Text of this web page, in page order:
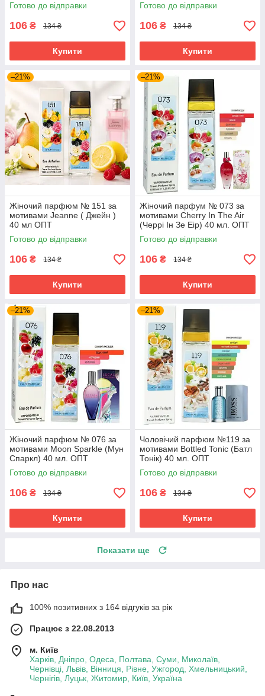
Готово до відправки
106 ₴ 134 ₴
Купити
Готово до відправки
106 ₴ 134 ₴
Купити
–21%
Жіночий парфюм № 151 за
мотивами Jeanne ( Джейн )
40 мл ОПТ
Готово до відправки
106 ₴ 134 ₴
Купити
–21%
Жіночий парфум № 073 за
мотивами Cherry In The Air
(Черрі Ін Зе Еір) 40 мл. ОПТ
Готово до відправки
106 ₴ 134 ₴
Купити
–21%
Жіночий парфюм № 076 за
мотивами Moon Sparkle (Мун
Спаркл) 40 мл. ОПТ
Готово до відправки
106 ₴ 134 ₴
Купити
–21%
Чоловічий парфюм №119 за
мотивами Bottled Tonic (Батл
Тонік) 40 мл. ОПТ
Готово до відправки
106 ₴ 134 ₴
Купити
Показати ще
Про нас
100% позитивних з 164 відгуків за рік
Працює з 22.08.2013
м. Київ
Харків, Дніпро, Одеса, Полтава, Суми, Миколаїв,
Чернівці, Львів, Вінниця, Рівне, Ужгород, Хмельницький,
Чернігів, Луцьк, Житомир, Київ, Україна